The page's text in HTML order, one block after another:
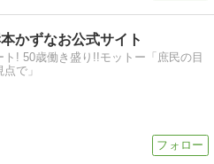
かずなお公式サイト
! 50歳働き盛り!!モットー「庶民の目
で」